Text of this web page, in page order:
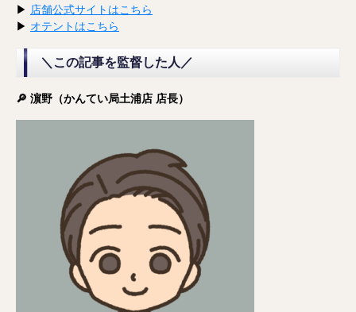
▶︎ 店舗公式サイトはこちら
▶︎ オテントはこちら
＼この記事を監督した人／
🔎 濵野（かんてい局土浦店 店長）